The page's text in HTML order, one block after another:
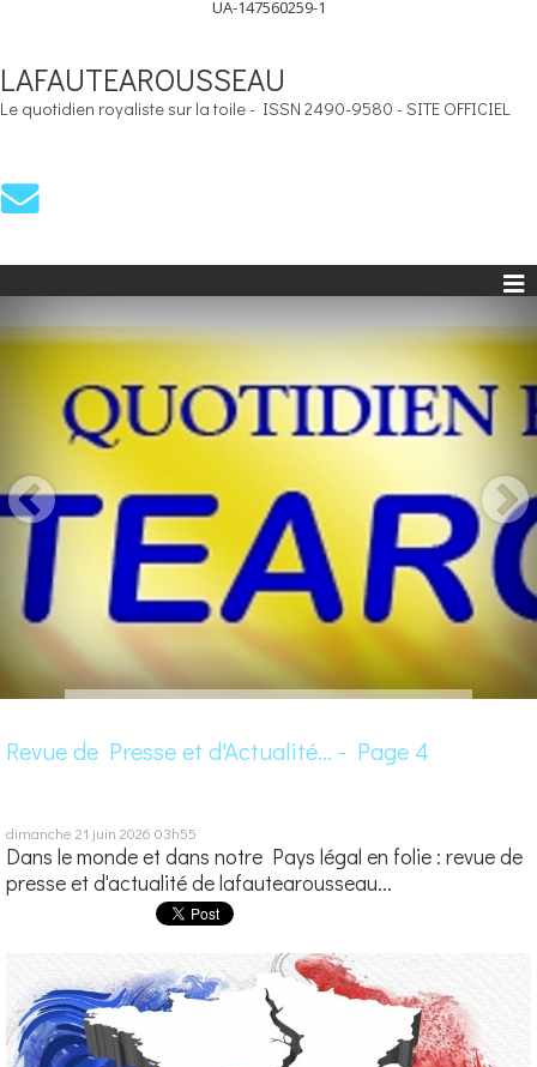
UA-147560259-1
LAFAUTEAROUSSEAU
Le quotidien royaliste sur la toile - ISSN 2490-9580 - SITE OFFICIEL
Revue de Presse et d'Actualité... - Page 4
dimanche 21 juin 2026 03h55
Dans le monde et dans notre Pays légal en folie : revue de
presse et d'actualité de lafautearousseau...